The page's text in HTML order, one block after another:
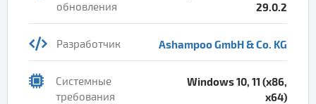
обновления
29.0.2
Разработчик Ashampoo GmbH & Co. KG
Системные
требования
Windows 10, 11 (x86,
x64)